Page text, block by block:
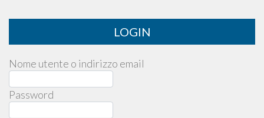
LOGIN
Nome utente o indirizzo email
Password